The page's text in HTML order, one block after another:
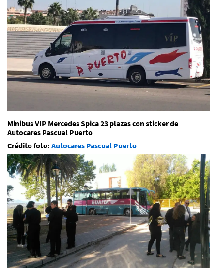
Minibus VIP Mercedes Spica 23 plazas con sticker de
Autocares Pascual Puerto
Crédito foto: Autocares Pascual Puerto